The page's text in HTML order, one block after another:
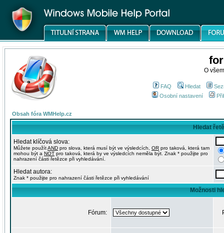
O
FAQ Hledat
Osobní nastavení
Obsah fóra WMHelp.cz
Hledat
Hledat klíčová slova:
Můžete použítAND pro slova, která musí být ve výsledcích, OR pro taková, která tam
mohou být a NOT pro taková, která by ve výsledcích neměla být. Znak * použijte pro
nahrazení části řetězce při vyhledávání.
Hledat autora:
Znak * použijte pro nahrazení části řetězce při vyhledávání
Možnosti
Fórum: